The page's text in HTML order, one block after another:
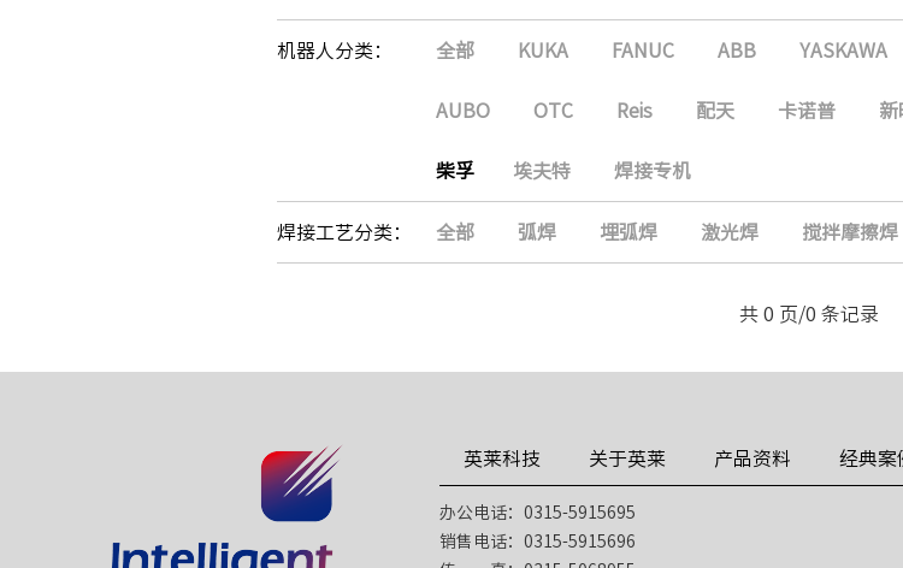
机器人分类： 全部 KUKA FANUC ABB YASKAWA
AUBO OTC Reis 配天 卡诺普 新
柴孚 埃夫特 焊接专机
焊接工艺分类： 全部 弧焊 埋弧焊 激光焊 搅拌摩擦焊
共 0 页/0 条记录
英莱科技 关于英莱 产品资料 经典案
办公电话：0315-5915695
销售电话：0315-5915696